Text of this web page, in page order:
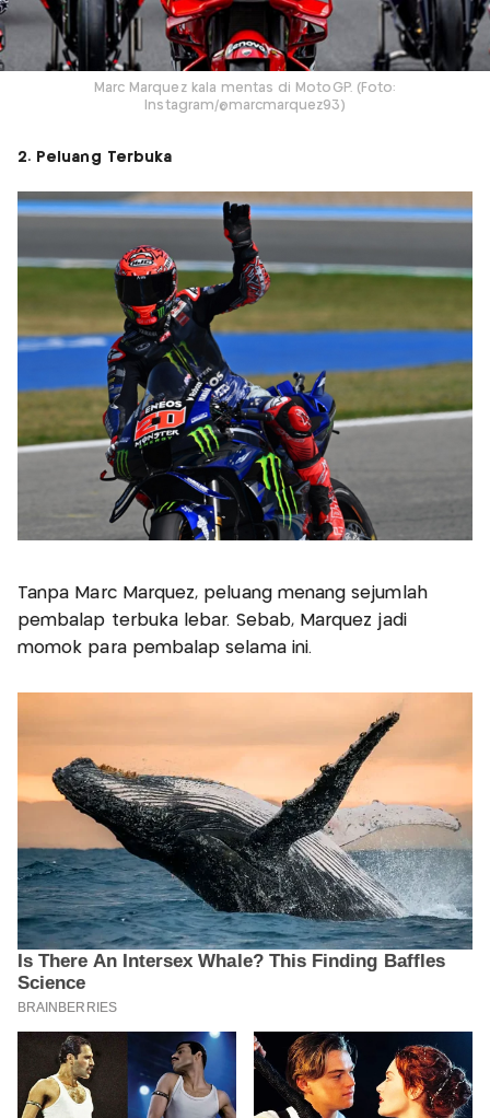
Marc Marquez kala mentas di MotoGP. (Foto:
Instagram/@marcmarquez93)
2. Peluang Terbuka
Tanpa Marc Marquez, peluang menang sejumlah
pembalap terbuka lebar. Sebab, Marquez jadi
momok para pembalap selama ini.